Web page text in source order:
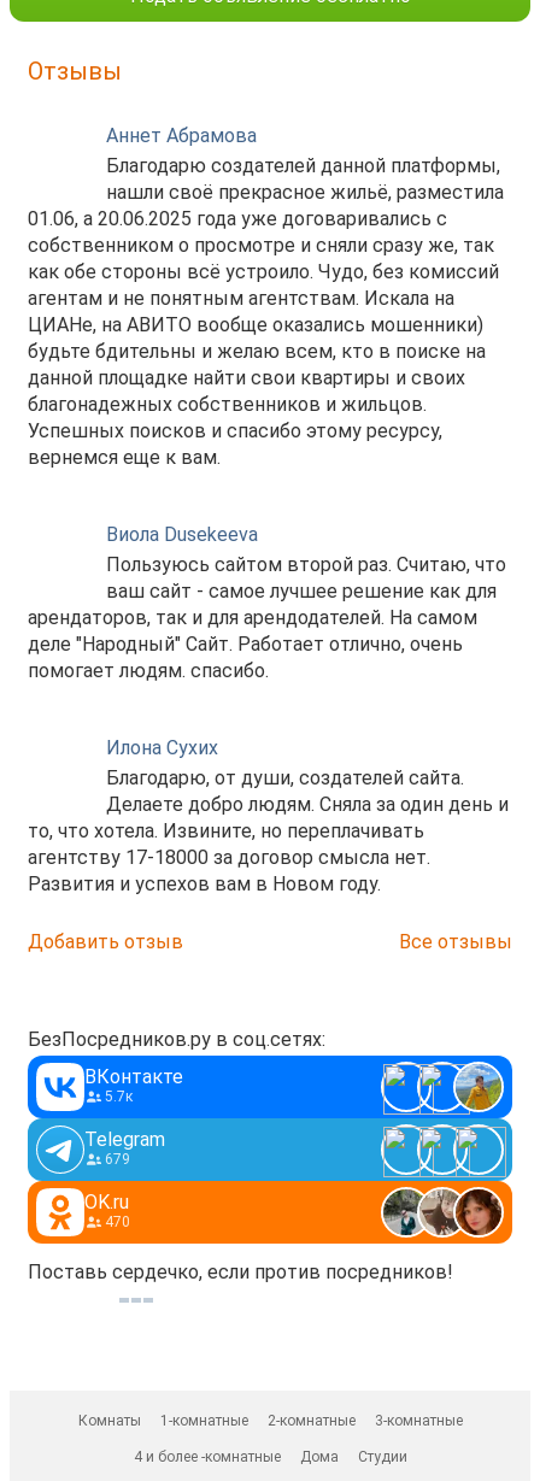
Отзывы
Аннет Абрамова
Благодарю создателей данной платформы,
нашли своё прекрасное жильё, разместила
01.06, а 20.06.2025 года уже договаривались с
собственником о просмотре и сняли сразу же, так
как обе стороны всё устроило. Чудо, без комиссий
агентам и не понятным агентствам. Искала на
ЦИАНе, на АВИТО вообще оказались мошенники)
будьте бдительны и желаю всем, кто в поиске на
данной площадке найти свои квартиры и своих
благонадежных собственников и жильцов.
Успешных поисков и спасибо этому ресурсу,
вернемся еще к вам.
Виола Dusekeeva
Пользуюсь сайтом второй раз. Считаю, что
ваш сайт - самое лучшее решение как для
арендаторов, так и для арендодателей. На самом
деле "Народный" Сайт. Работает отлично, очень
помогает людям. спасибо.
Илона Сухих
Благодарю, от души, создателей сайта.
Делаете добро людям. Сняла за один день и
то, что хотела. Извините, но переплачивать
агентству 17-18000 за договор смысла нет.
Развития и успехов вам в Новом году.
Добавить отзыв Все отзывы
БезПосредников.ру в соц.сетях:
ВКонтакте
5.7к
Telegram
679
OK.ru
470
Поставь сердечко, если против посредников!
Комнаты 1-комнатные 2-комнатные 3-комнатные
4 и более -комнатные Дома Студии